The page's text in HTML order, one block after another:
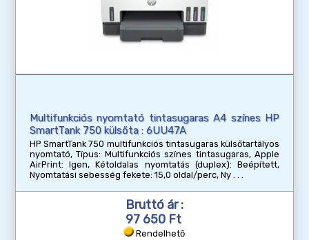
Multifunkciós nyomtató tintasugaras A4 színes HP
SmartTank 750 külsőta : 6UU47A
HP SmartTank 750 multifunkciós tintasugaras külsőtartályos
nyomtató, Típus: Multifunkciós színes tintasugaras, Apple
AirPrint: Igen, Kétoldalas nyomtatás (duplex): Beépített,
Nyomtatási sebesség fekete: 15,0 oldal/perc, Ny
Bruttó ár :
97 650 Ft
Rendelhető